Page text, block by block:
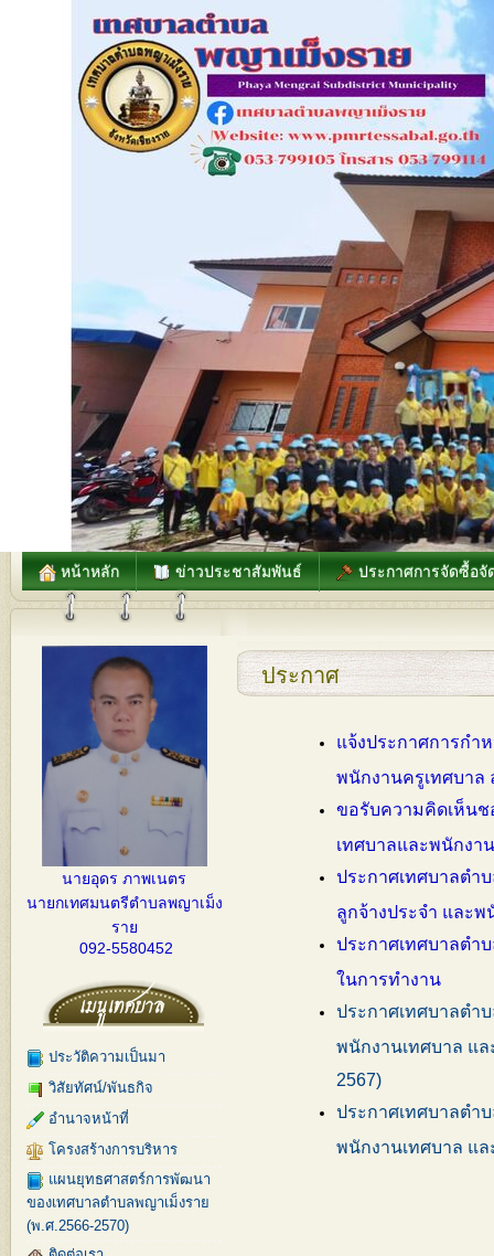
หน้าหลัก ข่าวประชาสัมพันธ์ ประกาศการจัดซื้อจั
นายอุดร ภาพเนตร
นายกเทศมนตรีตำบลพญาเม็ง
ราย
092-5580452
ประวัติความเป็นมา
วิสัยทัศน์/พันธกิจ
อำนาจหน้าที่
โครงสร้างการบริหาร
แผนยุทธศาสตร์การพัฒนา
ของเทศบาลตำบลพญาเม็งราย
(พ.ศ.2566-2570)
ประกาศ
แจ้งประกาศการกำ
พนักงานครูเทศบาล
ขอรับความคิดเห็นช
เทศบาลและพนักงา
ประกาศเทศบาลตำ
ลูกจ้างประจำ และพ
ประกาศเทศบาลตำ
ในการทำงาน
ประกาศเทศบาลตำ
พนักงานเทศบาล แล
2567)
ประกาศเทศบาลตำ
พนักงานเทศบาล แล